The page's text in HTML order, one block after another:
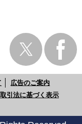
広告のご案内
引法に基づく表示